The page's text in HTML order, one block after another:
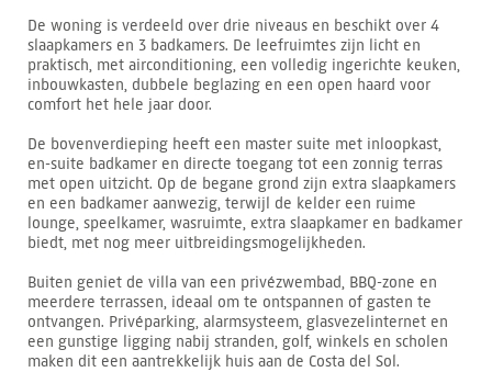
De woning is verdeeld over drie niveaus en beschikt over 4
slaapkamers en 3 badkamers. De leefruimtes zijn licht en
praktisch, met airconditioning, een volledig ingerichte keuken,
inbouwkasten, dubbele beglazing en een open haard voor
comfort het hele jaar door.
De bovenverdieping heeft een master suite met inloopkast,
en-suite badkamer en directe toegang tot een zonnig terras
met open uitzicht. Op de begane grond zijn extra slaapkamers
en een badkamer aanwezig, terwijl de kelder een ruime
lounge, speelkamer, wasruimte, extra slaapkamer en badkamer
biedt, met nog meer uitbreidingsmogelijkheden.
Buiten geniet de villa van een privézwembad, BBQ-zone en
meerdere terrassen, ideaal om te ontspannen of gasten te
ontvangen. Privéparking, alarmsysteem, glasvezelinternet en
een gunstige ligging nabij stranden, golf, winkels en scholen
maken dit een aantrekkelijk huis aan de Costa del Sol.